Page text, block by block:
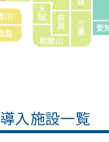
導入施設一覧